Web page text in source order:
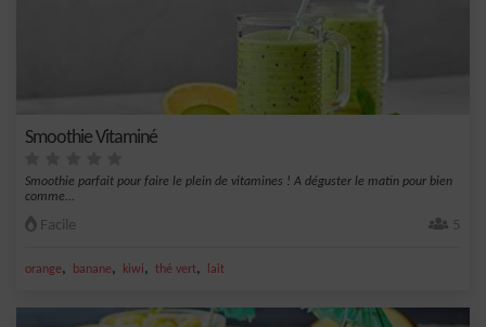
Smoothie Vitaminé
Smoothie parfait pour faire le plein de vitamines ! A déguster le matin pour bien
comme...
Facile 5
orange, banane, kiwi, thé vert, lait